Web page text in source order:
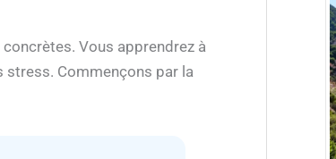
Vous apprendrez à
Commençons par la